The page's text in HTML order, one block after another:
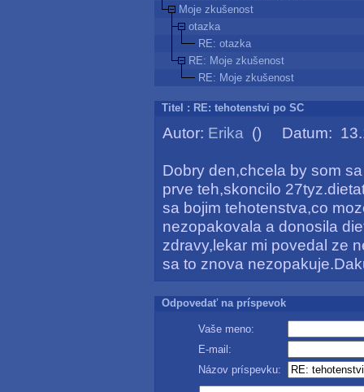
Moje zkušenost
otazka
RE: otazka
RE: Moje zkušenost
RE: Moje zkušenost
Titel : RE: tehotenstvi po SC
Autor: Erika () Datum:
Dobry den,chcela by som
prve teh,skoncilo
sa bojim tehotenstva,co
nezopakovala a donosila
zdravy,lekar mi povedal ze
sa to znova
Odpovedať na príspevok
Vaše meno:
E-mail:
Názov príspevku: